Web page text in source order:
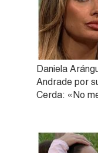
Daniela
Andrade por
Cerda: «No